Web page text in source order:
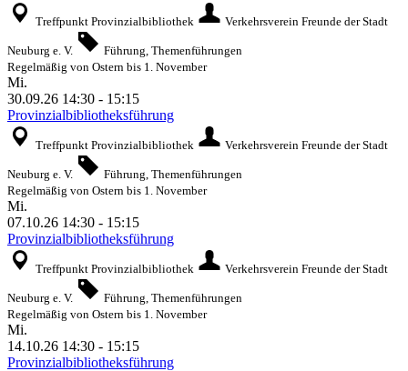
Treffpunkt Provinzialbibliothek Verkehrsverein Freunde der Stadt
Neuburg e. V.
Führung, Themenführungen
Regelmäßig von Ostern bis 1. November
Mi.
30.09.26 14:30 - 15:15
Provinzialbibliotheksführung
Treffpunkt Provinzialbibliothek Verkehrsverein Freunde der Stadt
Neuburg e. V.
Führung, Themenführungen
Regelmäßig von Ostern bis 1. November
Mi.
07.10.26 14:30 - 15:15
Provinzialbibliotheksführung
Treffpunkt Provinzialbibliothek Verkehrsverein Freunde der Stadt
Neuburg e. V.
Führung, Themenführungen
Regelmäßig von Ostern bis 1. November
Mi.
14.10.26 14:30 - 15:15
Provinzialbibliotheksführung